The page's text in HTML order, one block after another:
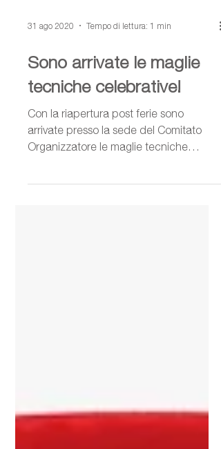
31 ago 2020 Tempo di lettura: 1 min
Sono arrivate le maglie
tecniche celebrative!
Con la riapertura post ferie sono
Organizzatore le maglie tecniche